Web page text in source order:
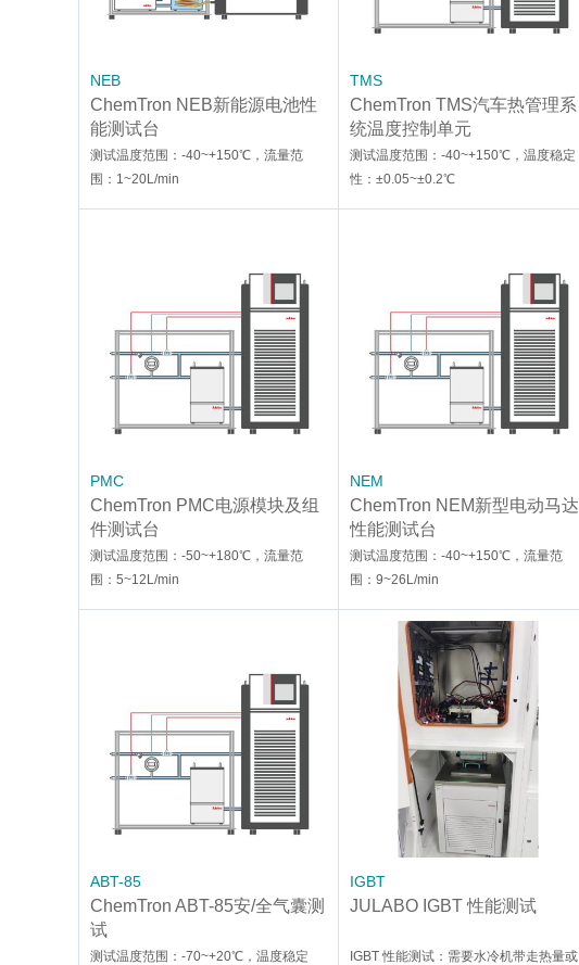
NEB
ChemTron NEB新能源电池性
能测试台
测试温度范围：-40~+150℃，流量范
围：1~20L/min
TMS
ChemTron TMS汽车热管理系
统温度控制单元
测试温度范围：-40~+150℃，温度稳定
性：±0.05~±0.2℃
PMC
ChemTron PMC电源模块及组
件测试台
测试温度范围：-50~+180℃，流量范
围：5~12L/min
NEM
ChemTron NEM新型电动马达
性能测试台
测试温度范围：-40~+150℃，流量范
围：9~26L/min
ABT-85
ChemTron ABT-85安/全气囊测
试
测试温度范围：-70~+20℃，温度稳定
IGBT
JULABO IGBT 性能测试
IGBT 性能测试：需要水冷机带走热量或